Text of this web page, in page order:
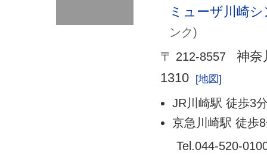
ミューザ川崎
ンク)
〒 212-8557
神奈
1310 [地図]
JR川崎駅 徒歩3
京急川崎駅 徒歩
Tel.044-520-